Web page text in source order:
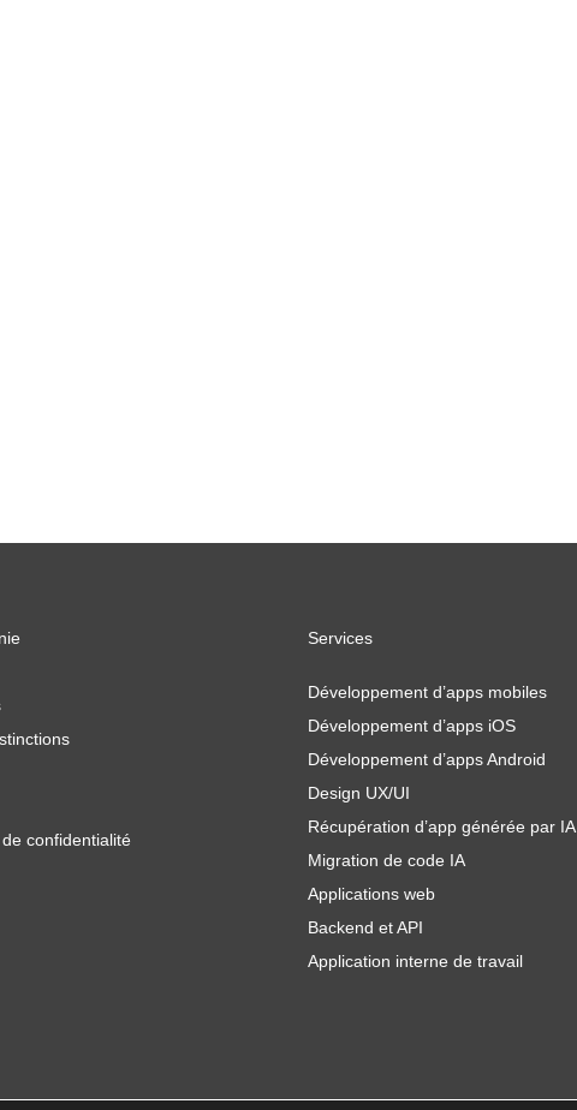
confidentialité
Services
Développement d’apps mobiles
Développement d’apps iOS
Développement d’apps Android
Design UX/UI
Récupération d’app générée par IA
Migration de code IA
Applications web
Backend et API
Application interne de travail